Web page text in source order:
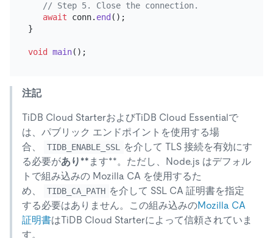
// Step 5. Close the connection.
await conn. end ();
}
void main
注記
TiDB Cloud StarterおよびTiDB Cloud Essentialで
は、パブリック エンドポイントを使用する場
合、
TIDB_ENABLE_SSL
を介して TLS 接続を有効にす
る必要があり** ます**。ただし、Node.js はデフォル
トで組み込みの Mozilla CA を使用するた
め、
TIDB_CA_PATH を介して SSL CA 証明書を指定
する必要はありません。この組み込みのMozilla CA
証明書はTiDB Cloud Starterによって信頼されていま
す。